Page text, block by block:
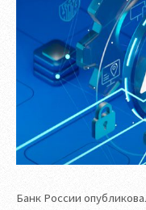
Банк России